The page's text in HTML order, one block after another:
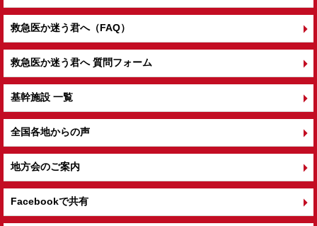
救急医か迷う君へ（FAQ）
救急医か迷う君へ 質問フォーム
基幹施設 一覧
全国各地からの声
地方会のご案内
Facebookで共有